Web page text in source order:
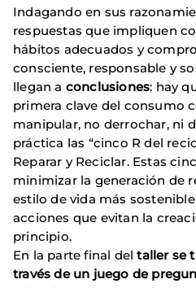
Indagando en sus
respuestas que impliquen
hábitos adecuados y
consciente, responsable y
llegan a conclusiones: hay
primera clave del consumo
manipular, no derrochar, ni
práctica las “cinco R del
Reparar y Reciclar. Estas
minimizar la generación de
estilo de vida más
acciones que evitan la
principio.
En la parte final deltaller se
través de un juego de